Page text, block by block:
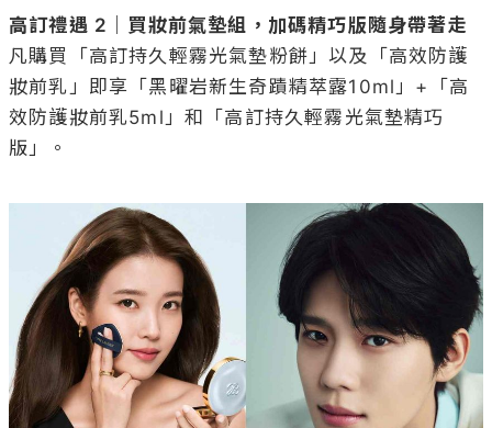
高訂禮遇 2｜買妝前氣墊組，加碼精巧版隨身帶著走
凡購買「高訂持久輕霧光氣墊粉餅」以及「高效防護
妝前乳」即享「黑曜岩新生奇蹟精萃露10ml」+「高
效防護妝前乳5ml」和「高訂持久輕霧光氣墊精巧
版」。